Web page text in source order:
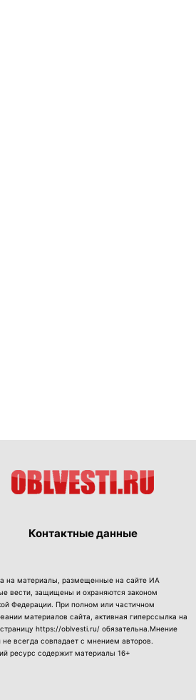
Контактные данные
на материалы, размещенные на сайте ИА
вести, защищены и охраняются законом
Федерации. При полном или частичном
материалов сайта, активная гиперссылка на
https://oblvesti.ru/ обязательна.Мнение
не всегда совпадает с мнением авторов.
ресурс содержит материалы 16+